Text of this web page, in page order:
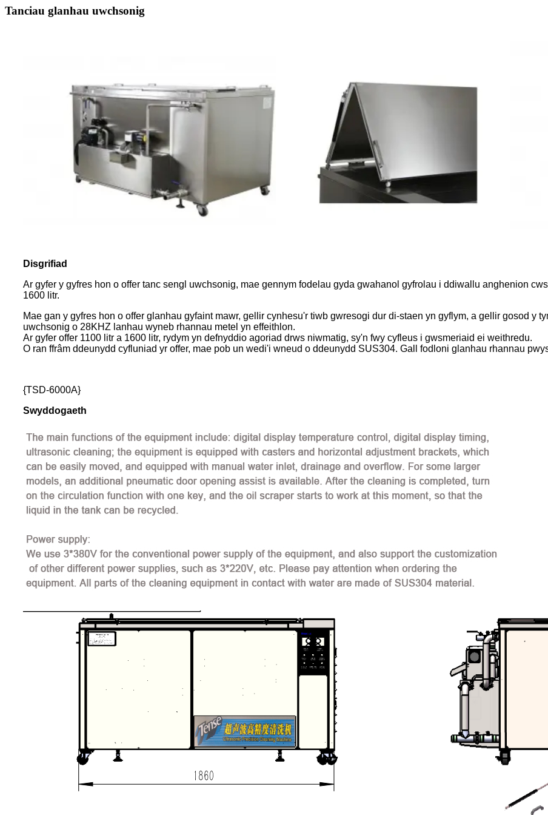
Tanciau glanhau uwchsonig
Disgrifiad
Ar gyfer y gyfres hon o offer tanc sengl uwchsonig, mae gennym fodelau gyda gwahanol gyfrolau i ddiwallu anghenion
1600 litr.
Mae gan y gyfres hon o offer glanhau gyfaint mawr, gellir cynhesu'r tiwb gwresogi dur di-staen yn gyflym, a gellir gosod y
uwchsonig o 28KHZ lanhau wyneb rhannau metel yn effeithlon.
Ar gyfer offer 1100 litr a 1600 litr, rydym yn defnyddio agoriad drws niwmatig, sy'n fwy cyfleus i gwsmeriaid ei weithredu.
O ran ffrâm ddeunydd cyfluniad yr offer, mae pob un wedi'i wneud o ddeunydd SUS304. Gall fodloni glanhau rhannau
{TSD-6000A}
Swyddogaeth